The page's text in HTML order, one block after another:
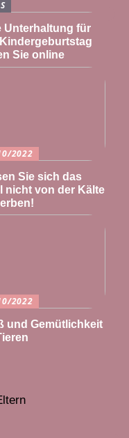
Unterhaltung für
Sie online
2022
Sie sich das
nicht von der Kälte
2022
und Gemütlichkeit